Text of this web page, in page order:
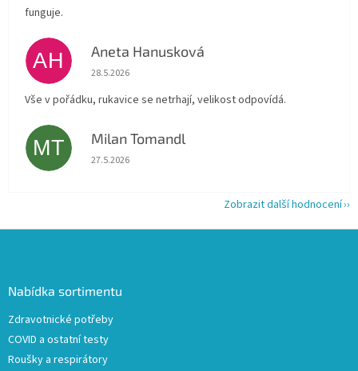
funguje.
AH Aneta Hanusková
Hodnocení obchodu je 5 z 5 hvězdiček.
28.5.2026
Vše v pořádku, rukavice se netrhají, velikost odpovídá.
MT Milan Tomandl
Hodnocení obchodu je 5 z 5 hvězdiček.
27.5.2026
Zobrazit další hodnocení
Nabídka sortimentu
Zdravotnické potřeby
COVID a ostatní testy
Roušky a respirátory